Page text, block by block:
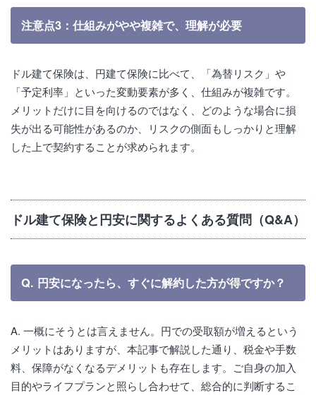
注意点3：仕組みがやや複雑で、理解が必要
ドル建て保険は、円建て保険に比べて、「為替リスク」や
「予定利率」といった変動要素が多く、仕組みが複雑です。
メリットだけに目を向けるのではなく、どのような場合に損
失が出る可能性があるのか、リスクの側面もしっかりと理解
した上で契約することが求められます。
ドル建て保険と円安に関するよくある質問（Q&A）
Q. 円安になったら、すぐに解約した方が得ですか？
A. 一概にそうとは言えません。円での受取額が増えるという
メリットはありますが、本記事で解説した通り、税金や手数
料、保障がなくなるデメリットも存在します。ご自身の加入
目的やライフプランと照らし合わせて、総合的に判断するこ